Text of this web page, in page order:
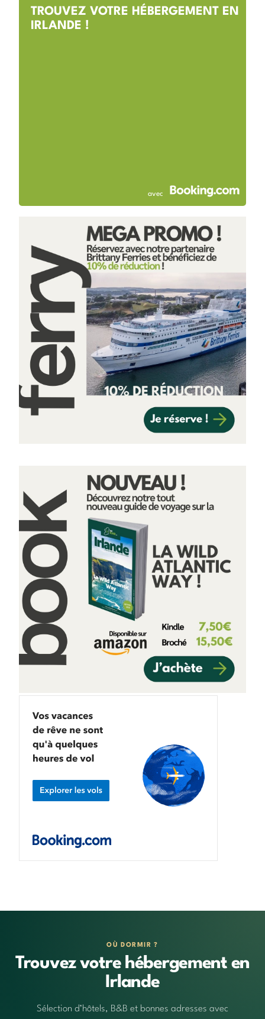
TROUVEZ VOTRE HÉBERGEMENT EN
IRLANDE !
avec
OÙ DORMIR ?
Trouvez votre hébergement en
Irlande
Sélection d’hôtels, B&B et bonnes adresses avec